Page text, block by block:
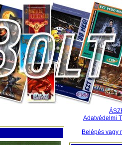
Adatvédelmi
Belépés vagy